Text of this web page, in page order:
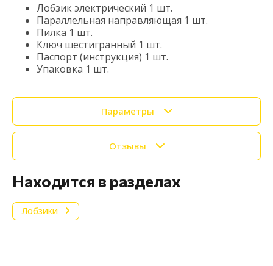
Лобзик электрический 1 шт.
Параллельная направляющая 1 шт.
Пилка 1 шт.
Ключ шестигранный 1 шт.
Паспорт (инструкция) 1 шт.
Упаковка 1 шт.
Параметры
Отзывы
Находится в разделах
Лобзики